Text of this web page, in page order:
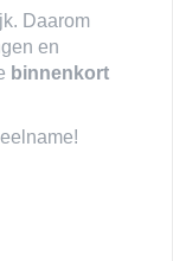
Daarom
en
binnenkort